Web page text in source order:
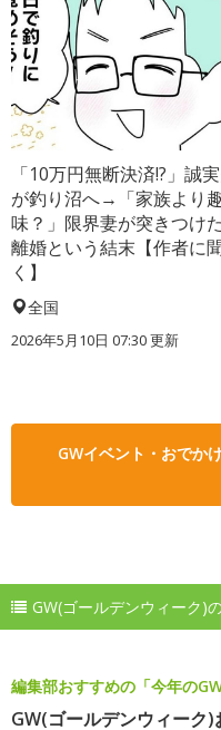
「10万円無断決済!?」誠
が釣り沼へ→「家族より
味？」限界妻が突きつけた
離婚という結末【作者に
く】
全国
2026年5月10日 07:30 更新
GWイベント・おでか
GW(ゴールデンウィーク)
編集部おすすめの「今年の
GW(ゴールデンウィーク